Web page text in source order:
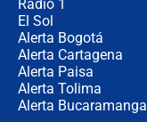
Radio 1
El Sol
Alerta Bogotá
Alerta Cartagena
Alerta Paisa
Alerta Tolima
Alerta Bucaramanga